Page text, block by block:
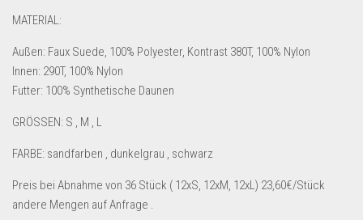
Amazon
Aldi
Lidl
Kostenlos verkaufen
Anmelden
Kostenlos Registrieren
MATERIAL:
Außen: Faux Suede, 100% Polyester, Kontrast 380T, 100% Nylon
Innen: 290T, 100% Nylon
Futter: 100% Synthetische Daunen
GRÖSSEN: S , M , L
FARBE: sandfarben , dunkelgrau , schwarz
Preis bei Abnahme von 36 Stück ( 12xS, 12xM, 12xL) 23,60€/Stück
andere Mengen auf Anfrage .